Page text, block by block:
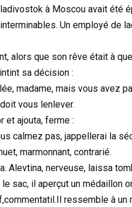
à Moscou avait été
Un employé de
alors que son rêve était à
sa décision :
madame, mais vous avez
vous lenlever.
et ajouta, ferme :
calmez pas, jappellerai la
marmonnant, contrarié.
Alevtina, nerveuse, laissa
le sac, il aperçut un médaillon
ressemble à un